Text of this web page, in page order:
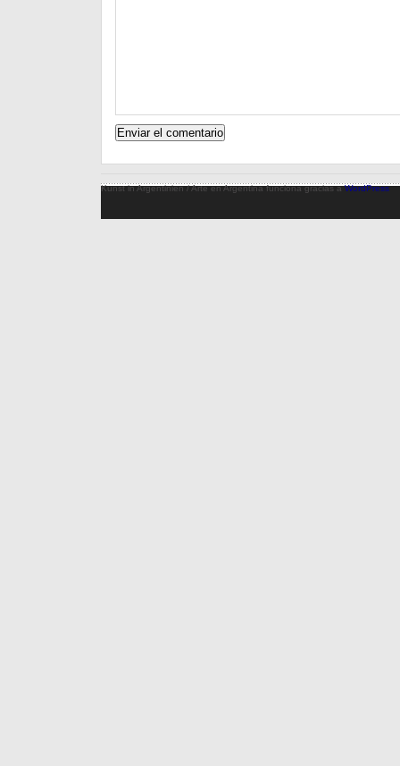
Kunst in Argentinien / Arte en Argentina funciona gracias aWordPress